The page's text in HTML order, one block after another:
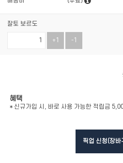
잘토 보르도
+1 -1
혜택
* 신규가입 시, 바로 사용 가능한 적립금
픽업 신청(장바